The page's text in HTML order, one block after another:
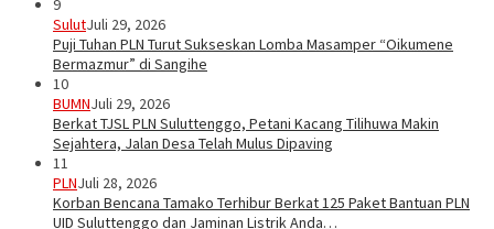
9
SulutJuli 29, 2026
Puji Tuhan PLN Turut Sukseskan Lomba Masamper “Oikumene
Bermazmur” di Sangihe
10
BUMNJuli 29, 2026
Berkat TJSL PLN Suluttenggo, Petani Kacang Tilihuwa Makin
Sejahtera, Jalan Desa Telah Mulus Dipaving
11
PLNJuli 28, 2026
Korban Bencana Tamako Terhibur Berkat 125 Paket Bantuan PLN
UID Suluttenggo dan Jaminan Listrik Anda…